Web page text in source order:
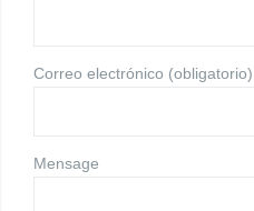
Correo electrónico (obligatorio)
Mensage